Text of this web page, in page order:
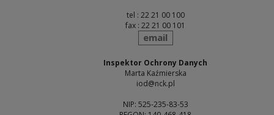
tel : 22 21 00 100
fax : 22 21 00 101
send
email
Inspektor Ochrony Danych
Marta Kaźmierska
iod@nck.pl
NIP: 525-235-83-53